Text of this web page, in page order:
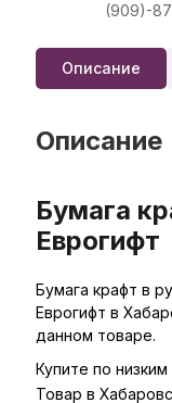
(909)-
Описание
Описание
Бумага
Еврогифт
Бумага крафт в
Еврогифт в
данном товаре.
Купите по
Товар в